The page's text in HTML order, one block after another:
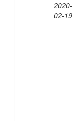
2020-
02-19